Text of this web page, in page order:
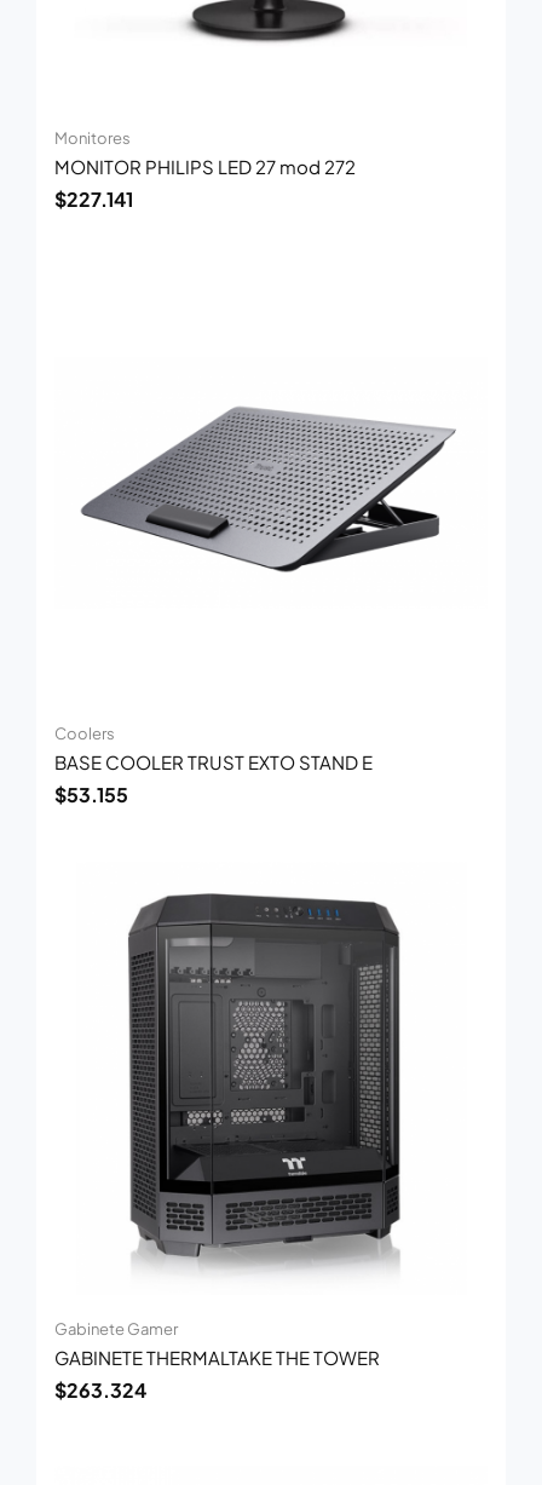
Monitores
MONITOR PHILIPS LED 27 mod 272
$227.141
Coolers
BASE COOLER TRUST EXTO STAND E
$53.155
Gabinete Gamer
GABINETE THERMALTAKE THE TOWER
$263.324